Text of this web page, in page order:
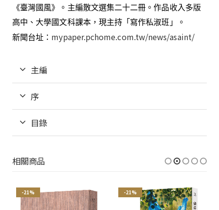
《臺灣國風》。主編散文選集二十二冊。作品收入多版
高中、大學國文科課本，現主持「寫作私淑班」。
新聞台址： mypaper.pchome.com.tw/news/asaint/
主編
序
目錄
相關商品
-21% -21%